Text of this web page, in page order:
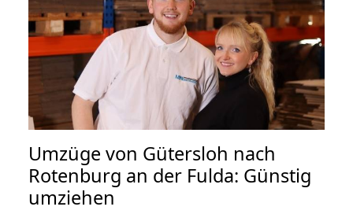
Umzüge von Gütersloh nach
Rotenburg an der Fulda: Günstig
umziehen